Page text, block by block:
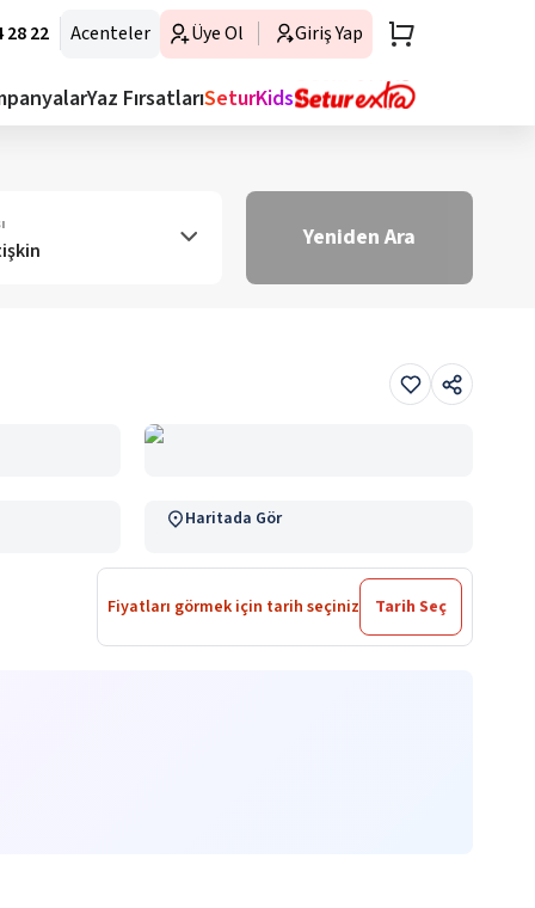
28 22 Acenteler Üye Ol Giriş Yap
Yaz FırsatlarıSeturKids
Yeniden Ara
Haritada Gör
Fiyatları görmek için tarih seçiniz Tarih Seç